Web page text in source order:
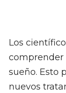
Los
comprender
sueño. Esto
nuevos